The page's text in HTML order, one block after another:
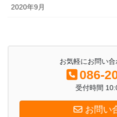
2020年9月
お気軽にお問い合
086-
受付時間
お問い